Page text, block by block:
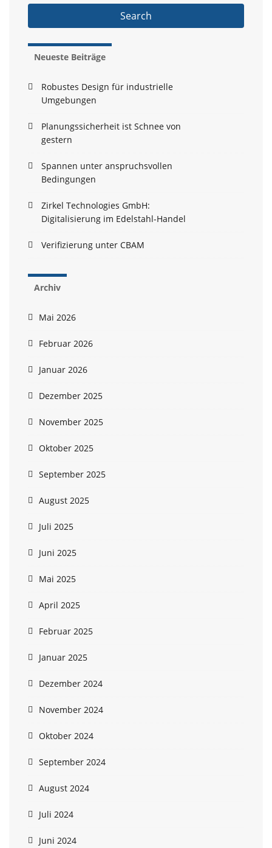
Search
Neueste Beiträge
Robustes Design für industrielle
Umgebungen
Planungssicherheit ist Schnee von
gestern
Spannen unter anspruchsvollen
Bedingungen
Zirkel Technologies GmbH:
Digitalisierung im Edelstahl-Handel
Verifizierung unter CBAM
Archiv
Mai 2026
Februar 2026
Januar 2026
Dezember 2025
November 2025
Oktober 2025
September 2025
August 2025
Juli 2025
Juni 2025
Mai 2025
April 2025
Februar 2025
Januar 2025
Dezember 2024
November 2024
Oktober 2024
September 2024
August 2024
Juli 2024
Juni 2024